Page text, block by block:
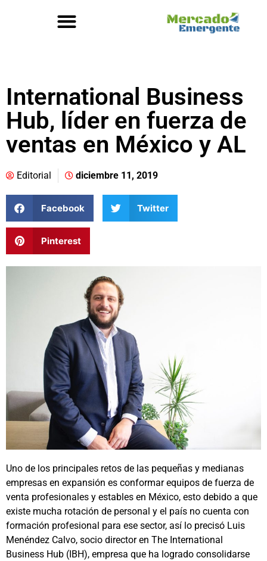
International Business
Hub, líder en fuerza de
ventas en México y AL
Editorial diciembre 11, 2019
Facebook Twitter
Pinterest
Uno de los principales retos de las pequeñas y medianas
empresas en expansión es conformar equipos de fuerza de
venta profesionales y estables en México, esto debido a que
existe mucha rotación de personal y el país no cuenta con
formación profesional para ese sector, así lo precisó Luis
Menéndez Calvo, socio director en The International
Business Hub (IBH), empresa que ha logrado consolidarse